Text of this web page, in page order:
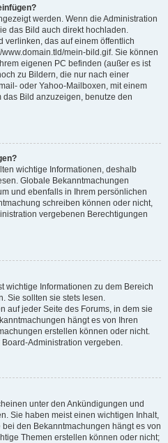
werden. Wenn die Administration
das Bild auch direkt hochladen.
verlinken, das auf einem öffentlich
mein-bild.gif. Sie können
eigenen PC befinden (außer es ist
zu Bildern, die nur nach einer
oder Yahoo-Mailboxen, mit einem
das Bild anzuzeigen, benutze den
wichtige Informationen, deshalb
Globale Bekanntmachungen
und ebenfalls in Ihrem persönlichen
schreiben können oder nicht,
vergebenen Berechtigungen
wichtige Informationen zu dem Bereich
Sie sollten sie stets lesen.
auf jeder Seite des Forums, in dem sie
hängt es von Ihren
erstellen können oder nicht.
Administration vergeben.
unter den Ankündigungen und
Sie haben meist einen wichtigen Inhalt,
den Bekanntmachungen hängt es von
Themen erstellen können oder nicht;